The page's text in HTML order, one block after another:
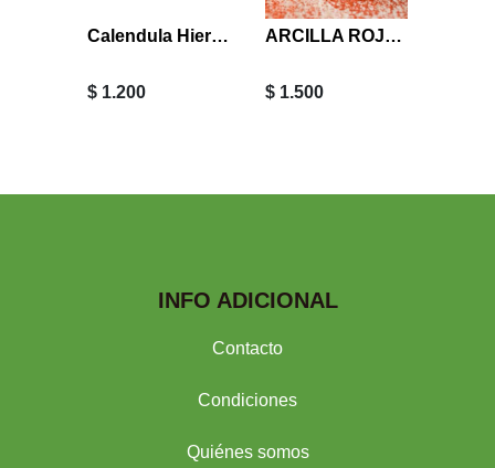
Calendula Hierba 9 grs
$ 1.200
ARCILLA ROJA 100 grs
$ 1.500
INFO ADICIONAL
Contacto
Condiciones
Quiénes somos